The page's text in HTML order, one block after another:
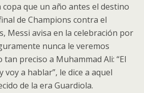
que un año antes el destino
de Champions contra el
Messi avisa en la celebración por
nunca le veremos
preciso a Muhammad Ali: “El
voy a hablar”, le dice a aquel
de la era Guardiola.